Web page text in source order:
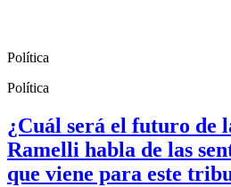
Política
Política
¿Cuál será el futuro de
Ramelli habla de las
que viene para este